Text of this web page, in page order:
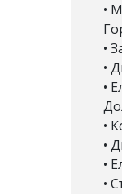
•
•
•
•
•
•
•
•